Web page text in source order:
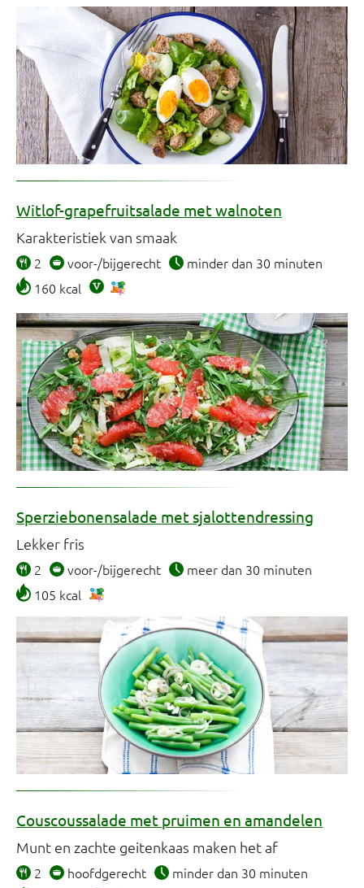
Witlof-grapefruitsalade met walnoten
Karakteristiek van smaak
2 voor-/bijgerecht
minder dan 30 minuten
160 kcal
Sperziebonensalade met sjalottendressing
Lekker fris
2 voor-/bijgerecht
meer dan 30 minuten
105 kcal
Couscoussalade met pruimen en amandelen
Munt en zachte geitenkaas maken het af
2 hoofdgerecht
minder dan 30 minuten